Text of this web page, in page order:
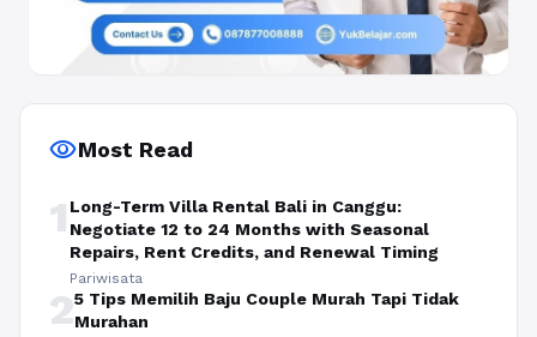
visibilityMost Read
1 Long-Term Villa Rental Bali in Canggu:
Negotiate 12 to 24 Months with Seasonal
Repairs, Rent Credits, and Renewal Timing
Pariwisata
25 Tips Memilih Baju Couple Murah Tapi Tidak
Murahan